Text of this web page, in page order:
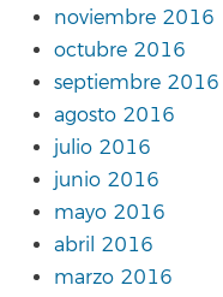
noviembre 2016
octubre 2016
septiembre 2016
agosto 2016
julio 2016
junio 2016
mayo 2016
abril 2016
marzo 2016